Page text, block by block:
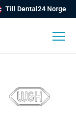
Till Dental24 Norge